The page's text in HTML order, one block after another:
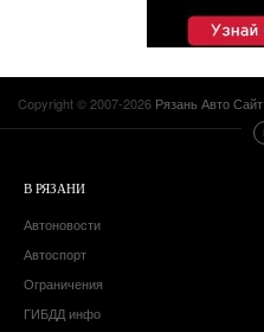
Copyright © 2007-2026 Рязань Авто Сайт
В РЯЗАНИ
Автоновости
Автоспорт
Ограничения
ГИБДД инфо